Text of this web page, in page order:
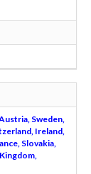
Sweden,
Ireland,
Slovakia,